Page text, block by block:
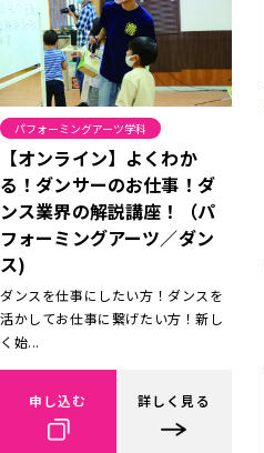
パフォーミングアーツ学科
【オンライン】よくわか
る！ダンサーのお仕事！ダ
ンス業界の解説講座！（パ
フォーミングアーツ／ダン
ス)
ダンスを仕事にしたい方！ダンスを
活かしてお仕事に繋げたい方！新し
く始...
申し込む 詳しく見る